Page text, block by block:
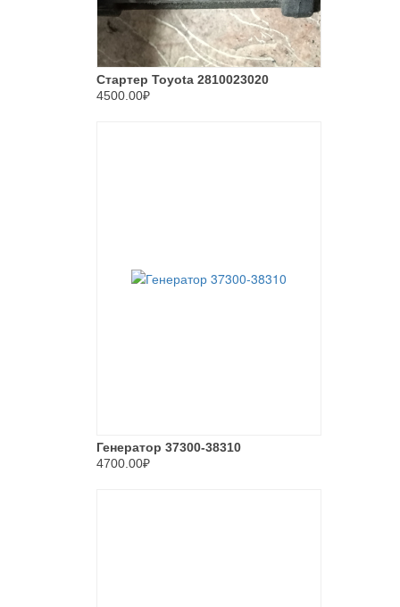
Стартер Toyota 2810023020
4500.00₽
Генератор 37300-38310
4700.00₽